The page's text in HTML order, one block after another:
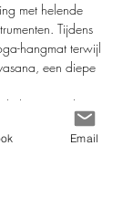
met helende
Tijdens
hangmat terwijl
een diepe
en voel jouw
en het moment
een geleide Email